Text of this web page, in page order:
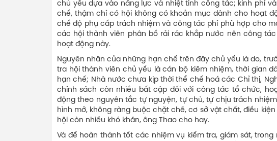
chủ yếu dựa vào năng lực và nhiệt tình công tác; kinh phí
chế, thậm chí có hội không có khoản mục dành cho hoạt
chế độ phụ cấp trách nhiệm và công tác phí phù hợp cho
các hội thành viên phân bố rải rác khắp nước nên công
hoạt động này.
Nguyên nhân của những hạn chế trên đây chủ yếu là do,
tra hội thành viên chủ yếu là cán bộ kiêm nhiệm, thời gian
hạn chế; Nhà nước chưa kịp thời thể chế hoá các Chỉ thị,
chính sách còn nhiều bất cập đối với công tác tổ chức,
động theo nguyên tắc tự nguyện, tự chủ, tự chịu trách
hình mở, không ràng buộc chặt chẽ, cơ sở vật chất, điều
hội còn nhiều khó khăn, ông Thao cho hay.
Và để hoàn thành tốt các nhiệm vụ kiểm tra, giám sát, trong